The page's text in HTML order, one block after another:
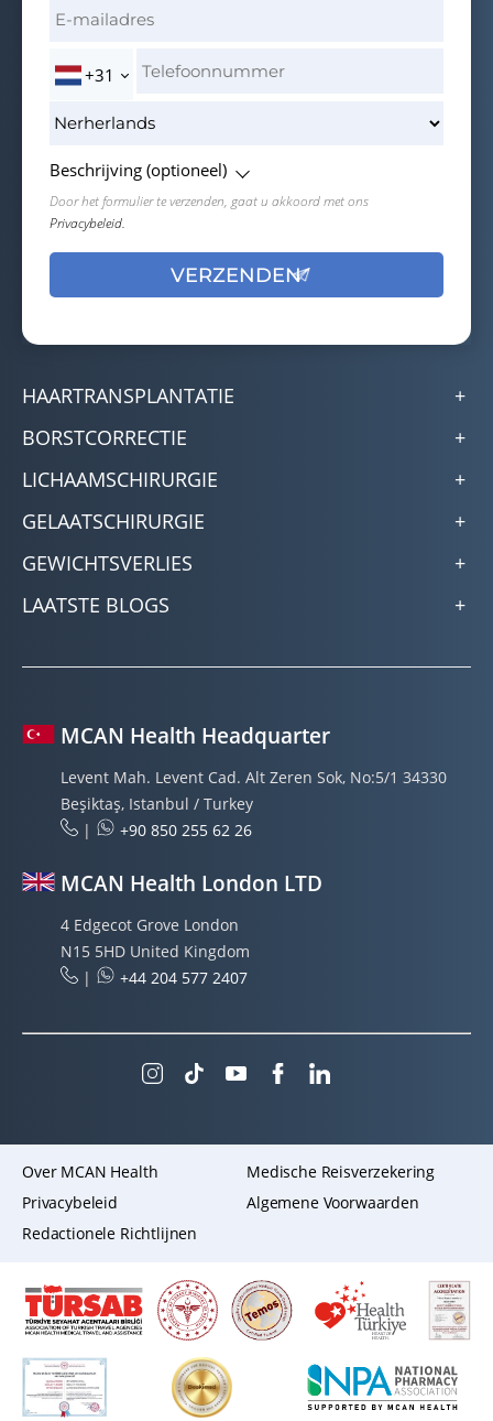
+31
Beschrijving (optioneel)
Door het formulier te verzenden, gaat u akkoord met ons
Privacybeleid.
HAARTRANSPLANTATIE
BORSTCORRECTIE
LICHAAMSCHIRURGIE
GELAATSCHIRURGIE
GEWICHTSVERLIES
LAATSTE BLOGS
MCAN Health Headquarter
Levent Mah. Levent Cad. Alt Zeren Sok, No:5/1 34330
Beşiktaş, Istanbul / Turkey
|
+90 850 255 62 26
MCAN Health London LTD
4 Edgecot Grove London
N15 5HD United Kingdom
|
+44 204 577 2407
Over MCAN Health
Medische Reisverzekering
Privacybeleid
Algemene Voorwaarden
Redactionele Richtlijnen